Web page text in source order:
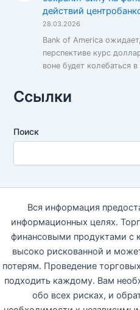
действий
28.03.2026
Bank of America
перспективе курс
воне будет колебаться
Ссылки
Поиск
Вся информация
информационных целях.
финансовыми продуктами с
высоко рискованной и
потерям. Проведение
подходить каждому. Вам
обо всех рисках, и